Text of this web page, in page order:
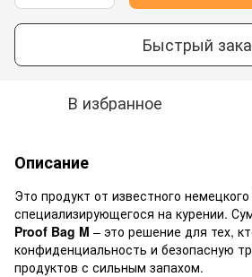
Быстрый
В избранное
Описание
Это продукт от известного
специализирующегося на курении.
Proof Bag M – это решение для тех,
конфиденциальность и безопасную
продуктов с сильным запахом.